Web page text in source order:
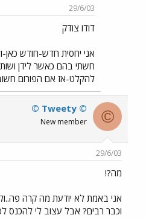
29/6/03
דודו צודק
אני יחסית חדש-חודש כאן-
חשתי בהם כאשר לידן
להקלט-אז אם הפורום
©
© Tweety ©
New member
29/6/03
מה?!
אני באמת לא יודעת מה קרה
וכבר רבים? אבל עצוב לי להכנס